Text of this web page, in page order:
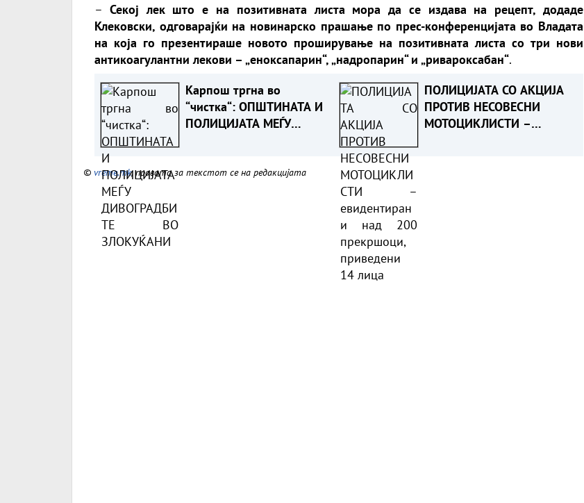
– Секој лек што е на позитивната листа мора да се издава на рецепт, додаде
Клековски, одговарајќи на новинарско прашање по прес-конференцијата во Владата
на која го презентираше новото проширување на позитивната листа со три нови
антикоагулантни лекови – „еноксапарин“, „надропарин“ и „ривароксабан“.
Карпош тргна во
“чистка“: ОПШТИНАТА И
ПОЛИЦИЈАТА МЕЃУ
ПОЛИЦИЈАТА СО АКЦИЈА
ПРОТИВ НЕСОВЕСНИ
МОТОЦИКЛИСТИ –
© vreme.mk, правата за текстот се на редакцијата